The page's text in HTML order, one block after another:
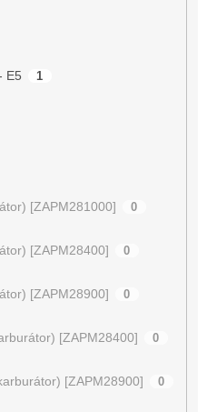
E5 1
[ZAPM281000] 0
[ZAPM28400] 0
[ZAPM28900] 0
[ZAPM28400] 0
[ZAPM28900] 0